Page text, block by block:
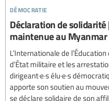
démocratie
Déclaration de
maintenue au Myanmar
L’Internationale de
d’État militaire et les
dirigeant·e·s élu·e·s
apporte son soutien au
se déclare solidaire de son